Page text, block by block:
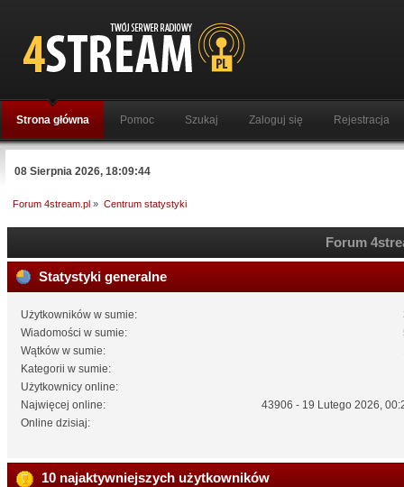
Strona główna Pomoc Szukaj Zaloguj się Rejestracja
08 Sierpnia 2026, 18:09:44
Forum 4stream.pl » Centrum statystyki
Forum
Statystyki generalne
Użytkowników w sumie:
Wiadomości w sumie:
Wątków w sumie:
Kategorii w sumie:
Użytkownicy online:
Najwięcej online:
43906 - 19 Lutego 2026,
Online dzisiaj:
10 najaktywniejszych użytkowników